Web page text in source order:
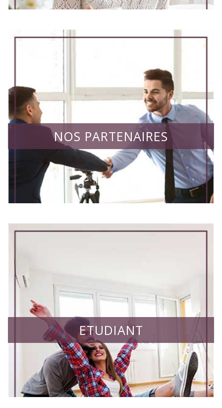
NOS PARTENAIRES
ETUDIANT